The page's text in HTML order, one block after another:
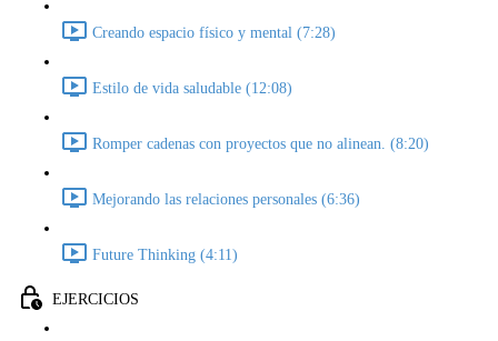
Creando espacio físico y mental (7:28)
Estilo de vida saludable (12:08)
Romper cadenas con proyectos que no alinean. (8:20)
Mejorando las relaciones personales (6:36)
Future Thinking (4:11)
EJERCICIOS